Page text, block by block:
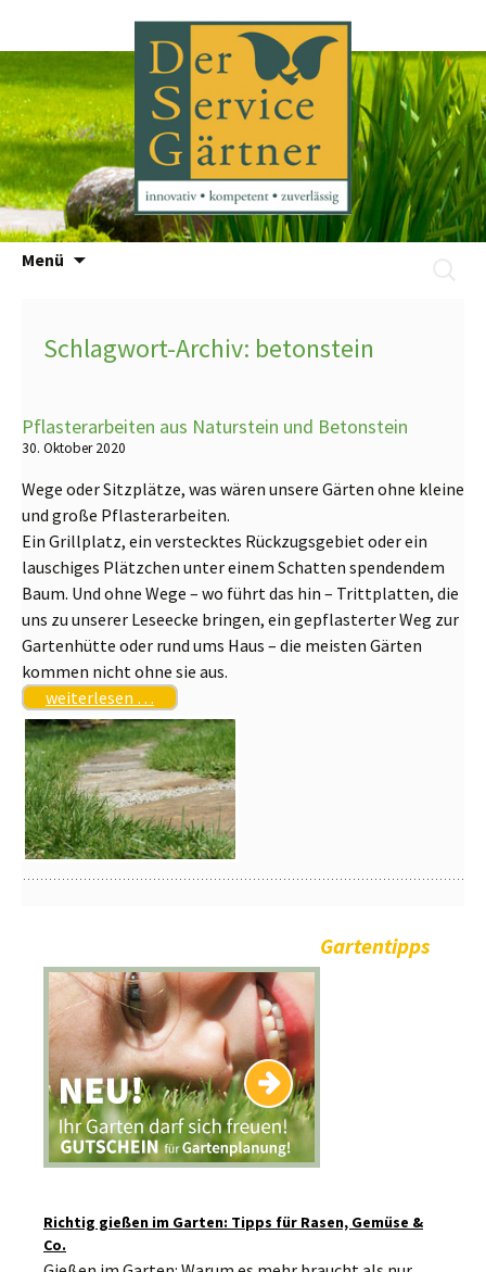
Menü
Zum
Schlagwort-Archiv: betonstein
Pflasterarbeiten aus Naturstein und Betonstein
30. Oktober 2020
Wege oder Sitzplätze, was wären unsere Gärten ohne kleine
und große Pflasterarbeiten.
Ein Grillplatz, ein verstecktes Rückzugsgebiet oder ein
lauschiges Plätzchen unter einem Schatten spendendem
Baum. Und ohne Wege – wo führt das hin – Trittplatten, die
uns zu unserer Leseecke bringen, ein gepflasterter Weg zur
Gartenhütte oder rund ums Haus – die meisten Gärten
kommen nicht ohne sie aus.
weiterlesen …
Gartentipps
Richtig gießen im Garten: Tipps für Rasen, Gemüse &
Co.